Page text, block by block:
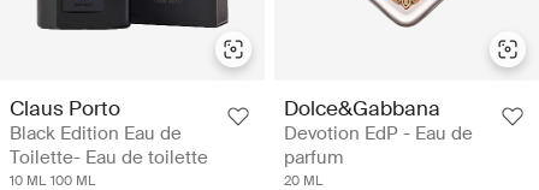
Claus Porto
Black Edition Eau de
Toilette- Eau de toilette
10 ML 100 ML
Dolce&Gabbana
Devotion EdP - Eau de
parfum
20 ML